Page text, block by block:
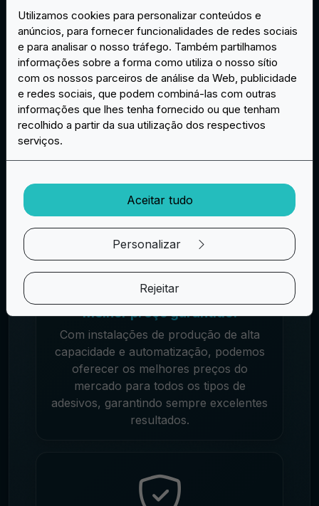
Respostas e entrega rápida
Respondemos num prazo máximo de 12
Melhor preço garantido!
Com instalações de produção de alta
capacidade e automatização, podemos
oferecer os melhores preços do
mercado para todos os tipos de
adesivos, garantindo sempre excelentes
resultados.
Utilizamos cookies para personalizar conteúdos e
anúncios, para fornecer funcionalidades de redes sociais
e para analisar o nosso tráfego. Também partilhamos
informações sobre a forma como utiliza o nosso sítio
com os nossos parceiros de análise da Web, publicidade
e redes sociais, que podem combiná-las com outras
informações que lhes tenha fornecido ou que tenham
recolhido a partir da sua utilização dos respectivos
serviços.
Aceitar tudo
Personalizar
Rejeitar